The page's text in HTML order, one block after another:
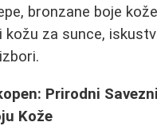
bronzane boje
za sunce,
Prirodni
Kože